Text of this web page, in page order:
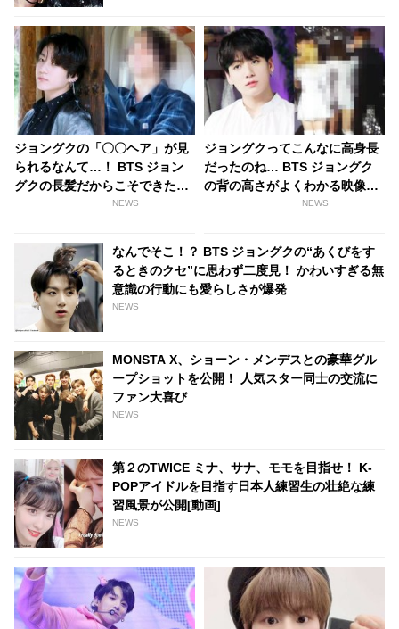
ジョングクの「〇〇ヘア」が見
られるなんて…！ BTS ジョン
グクの長髪だからこそできたヘ
アスタイルの公開に期待の声
魅力にファンメロメロ
NEWS
ジョングクってこんなに高身長
だったのね… BTS ジョングク
の背の高さがよくわかる映像に
ファン大興奮！ ヒールを履いた
NEWS
なんでそこ！？ BTS ジョングクの“あくびをす
るときのクセ”に思わず二度見！ かわいすぎる無
意識の行動にも愛らしさが爆発
NEWS
MONSTA X、ショーン・メンデスとの豪華グル
ープショットを公開！ 人気スター同士の交流に
ファン大喜び
NEWS
第２のTWICE ミナ、サナ、モモを目指せ！ K-
POPアイドルを目指す日本人練習生の壮絶な練
習風景が公開[動画]
NEWS